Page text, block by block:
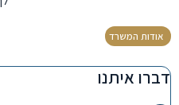
אודות המשרד
דברו איתנו